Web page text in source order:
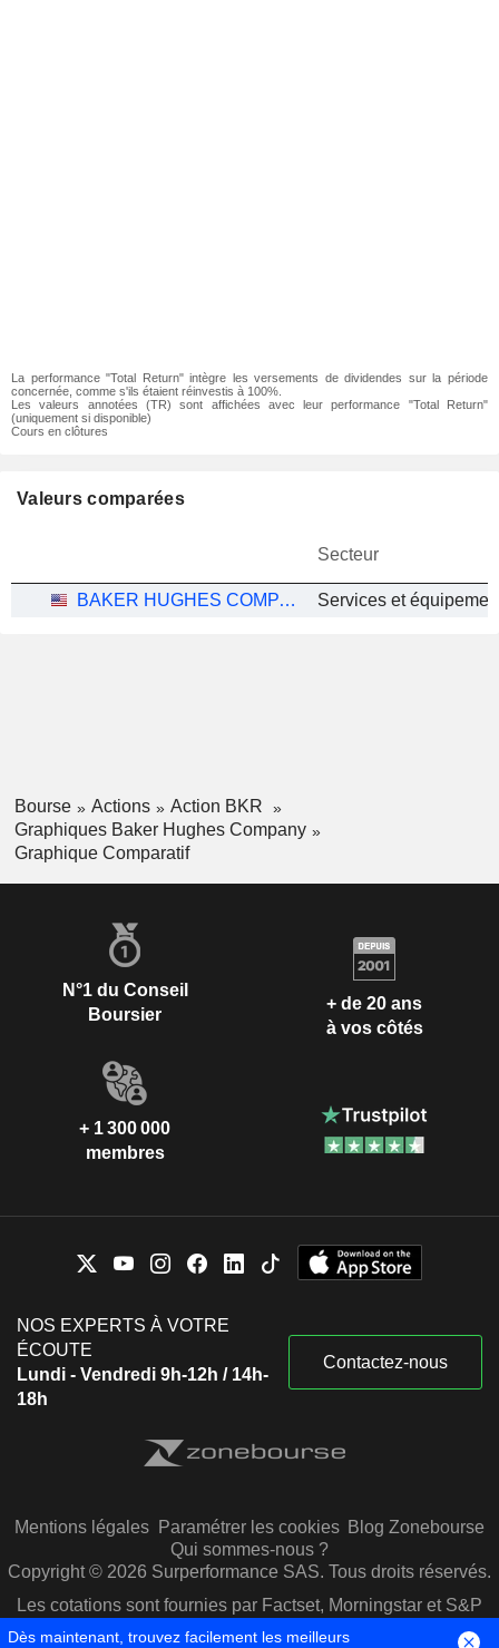
La performance "Total Return" intègre les versements de dividendes sur la période
concernée, comme s'ils étaient réinvestis à 100%.
Les valeurs annotées (TR) sont affichées avec leur performance "Total Return"
(uniquement si disponible)
Cours en clôtures
Valeurs comparées
Secteur
BAKER HUGHES COMPANY
Bourse Actions
Action BKR
Graphiques Baker Hughes Company
Graphique Comparatif
N°1 du Conseil
Boursier
+ de 20 ans
à vos côtés
+ 1 300 000
membres
NOS EXPERTS À VOTRE
ÉCOUTE
Lundi - Vendredi 9h-12h / 14h-
18h
Contactez-nous
Mentions légales Paramétrer les cookies Blog Zonebourse
Qui sommes-nous ?
Copyright © 2026 Surperformance SAS. Tous droits réservés.
Les cotations sont fournies par Factset, Morningstar et S&P
Capital IQ
Dès maintenant, trouvez facilement les meilleurs